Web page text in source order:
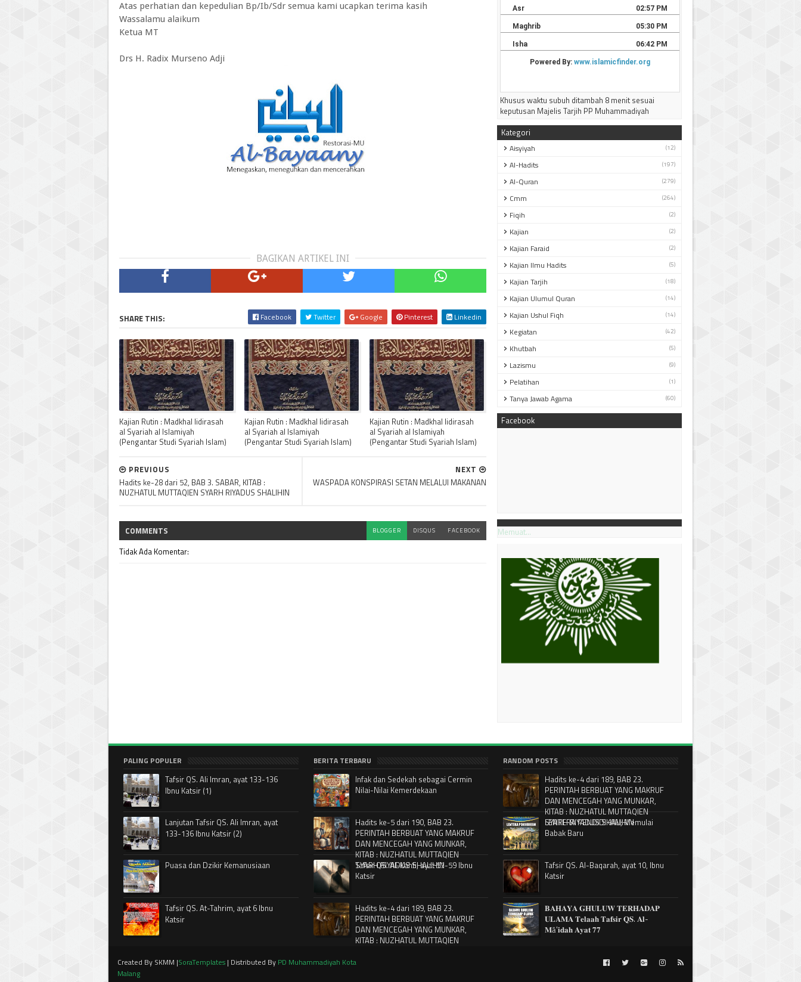
Atas perhatian dan kepedulian Bp/Ib/Sdr semua kami ucapkan terima kasih
Wassalamu alaikum
Ketua MT
Drs H. Radix Murseno Adji
BAGIKAN ARTIKEL INI
SHARE THIS: Facebook Twitter Google Pinterest Linkedin
Kajian Rutin : Madkhal lidirasah
al Syariah al Islamiyah
(Pengantar Studi Syariah Islam)
Kajian Rutin : Madkhal lidirasah
al Syariah al Islamiyah
(Pengantar Studi Syariah Islam)
Kajian Rutin : Madkhal lidirasah
al Syariah al Islamiyah
(Pengantar Studi Syariah Islam)
NEXT
WASPADA KONSPIRASI SETAN MELALUI MAKANAN
PREVIOUS
Hadits ke-28 dari 52, BAB 3. SABAR, KITAB :
NUZHATUL MUTTAQIEN SYARH RIYADUS SHALIHIN
COMMENTS BLOGGER DISQUS FACEBOOK
Tidak Ada Komentar:
Khusus waktu subuh ditambah 8 menit sesuai
keputusan Majelis Tarjih PP Muhammadiyah
Kategori
Aisyiyah (12)
Al-Hadits (197)
Al-Quran (279)
Cmm (264)
Fiqih (2)
Kajian (2)
Kajian Faraid (2)
Kajian Ilmu Hadits (5)
Kajian Tarjih (18)
Kajian Ulumul Quran (14)
Kajian Ushul Fiqh (14)
Kegiatan (42)
Khutbah (5)
Lazismu (9)
Pelatihan (1)
Tanya Jawab Agama (60)
Facebook
Memuat...
PALING POPULER
Tafsir QS. Ali Imran, ayat 133-136
Ibnu Katsir (1)
Lanjutan Tafsir QS. Ali Imran, ayat
133-136 Ibnu Katsir (2)
Puasa dan Dzikir Kemanusiaan
Tafsir QS. At-Tahrim, ayat 6 Ibnu
Katsir
BERITA TERBARU
Infak dan Sedekah sebagai Cermin
Nilai-Nilai Kemerdekaan
Hadits ke-5 dari 190, BAB 23.
PERINTAH BERBUAT YANG MAKRUF
DAN MENCEGAH YANG MUNKAR,
KITAB : NUZHATUL MUTTAQIEN
SYARH RIYADUS SHALIHIN
Tafsir QS. Al-Kahfi, ayat 57-59 Ibnu
Katsir
Hadits ke-4 dari 189, BAB 23.
PERINTAH BERBUAT YANG MAKRUF
DAN MENCEGAH YANG MUNKAR,
KITAB : NUZHATUL MUTTAQIEN
RANDOM POSTS
Hadits ke-4 dari 189, BAB 23.
PERINTAH BERBUAT YANG MAKRUF
DAN MENCEGAH YANG MUNKAR,
KITAB : NUZHATUL MUTTAQIEN
SYARH RIYADUS SHALIHIN
LENTERA PENDIDIKAN; Memulai
Babak Baru
Tafsir QS. Al-Baqarah, ayat 10, Ibnu
Katsir
𝐁𝐀𝐇𝐀𝐘𝐀 𝐆𝐇𝐔𝐋𝐔𝐖 𝐓𝐄𝐑𝐇𝐀𝐃𝐀𝐏
𝐔𝐋𝐀𝐌𝐀 𝐓𝐞𝐥𝐚𝐚𝐡 𝐓𝐚𝐟𝐬𝐢𝐫 𝐐𝐒. 𝐀𝐥-
𝐌ā'𝐢𝐝𝐚𝐡 𝐀𝐲𝐚𝐭 𝟕𝟕
Created By SKMM |SoraTemplates | Distributed By PD Muhammadiyah Kota
Malang